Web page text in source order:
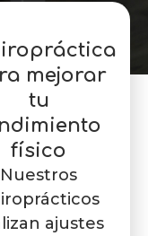
mejorar
tu
físico
Nuestros
ajustes